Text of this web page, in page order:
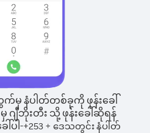
က်မှ နံပါတ်တစ်ခုကို ဖုန်းခေါ်
ဂျီဘိုးတီး သို့ ဖုန်းခေါ်ဆိုရန်
ပါ-+253 + ဒေသတွင်း နံပါတ်